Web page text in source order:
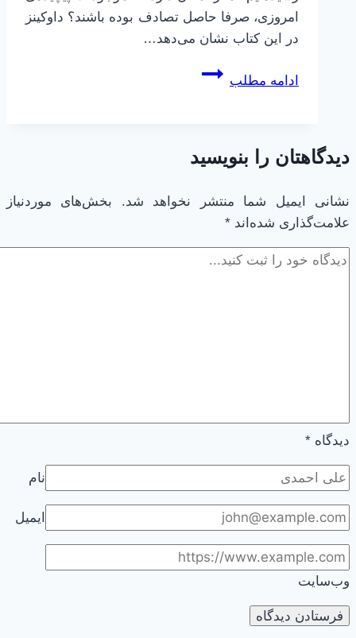
امروزی، صرفا حاصل تصادف بوده باشند؟ داوکینز
در این کتاب نشان می‌دهد…
ادامه مطلب
خلاصه
اثر
داوکینز
دیدگاهتان را بنویسید
نشانی ایمیل شما منتشر نخواهد شد.
بخش‌های موردنیاز
علامت‌گذاری شده‌اند *
دیدگاه *
نام
ایمیل
وب‌سایت